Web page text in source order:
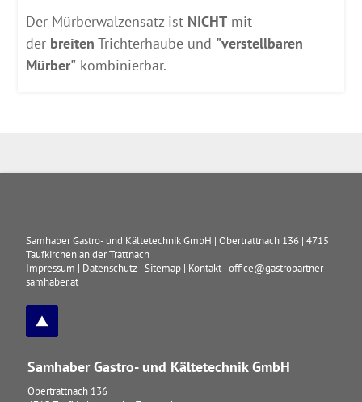
Der Mürberwalzensatz ist NICHT mit
der breiten Trichterhaube und "verstellbaren
Mürber" kombinierbar.
Samhaber Gastro- und Kältetechnik GmbH |Obertrattnach 136 |4715
Taufkirchen an der Trattnach
Impressum | Datenschutz |Sitemap | Kontakt |office@gastropartner-
samhaber.at
Samhaber Gastro- und Kältetechnik GmbH
Obertrattnach 136